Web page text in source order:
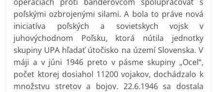
poľskými ozbrojenými silami. A bola to práve nová
iniciatíva poľských a sovietskych vojsk v
juhovýchodnom Poľsku, ktorá nútila jednotky
skupiny UPA hľadať útočisko na území Slovenska. V
máji a v júni 1946 preto v pásme skupiny „Ocel“,
počet ktorej dosiahol 11200 vojakov, dochádzalo k
množstvu stretov a bojov. 22.6.1946 sa dostala